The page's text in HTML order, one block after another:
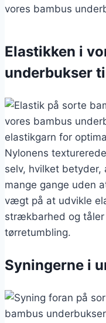
vores bambus
Elastikken i
underbukser
vores bambus
elastikgarn for
Nylonens
selv, hvilket
mange gange uden
vægt på at udvikle
strækbarhed og tåler
tørretumbling.
Syningerne i
bambus